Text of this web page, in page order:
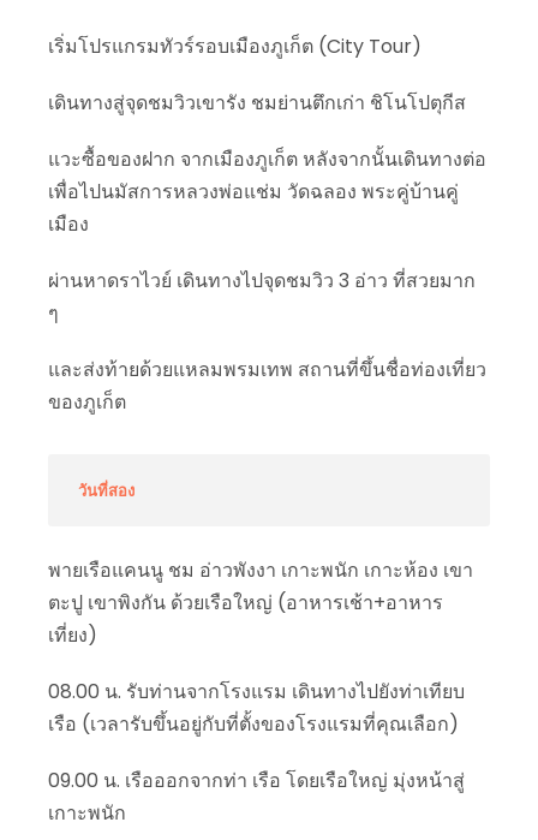
เริ่มโปรแกรมทัวร์รอบเมืองภูเก็ต (City Tour)
เดินทางสู่จุดชมวิวเขารัง ชมย่านตึกเก่า ชิโนโปตุกีส
แวะซื้อของฝาก จากเมืองภูเก็ต หลังจากนั้นเดินทางต่อ
เพื่อไปนมัสการหลวงพ่อแช่ม วัดฉลอง พระคู่บ้านคู่
เมือง
ผ่านหาดราไวย์ เดินทางไปจุดชมวิว 3 อ่าว ที่สวยมาก
ๆ
และส่งท้ายด้วยแหลมพรมเทพ สถานที่ขึ้นชื่อท่องเที่ยว
ของภูเก็ต
วันที่สอง
พายเรือแคนนู ชม อ่าวพังงา เกาะพนัก เกาะห้อง เขา
ตะปู เขาพิงกัน ด้วยเรือใหญ่ (อาหารเช้า+อาหาร
เที่ยง)
08.00 น. รับท่านจากโรงแรม เดินทางไปยังท่าเทียบ
เรือ (เวลารับขึ้นอยู่กับที่ตั้งของโรงแรมที่คุณเลือก)
09.00 น. เรือออกจากท่า เรือ โดยเรือใหญ่ มุ่งหน้าสู่
เกาะพนัก